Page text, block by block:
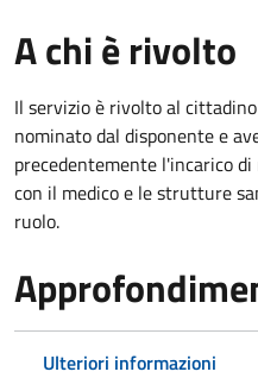
A chi è rivolto
Il servizio è rivolto al
nominato dal disponente e
precedentemente l'incarico
con il medico e le strutture
ruolo.
Ulteriori informazioni